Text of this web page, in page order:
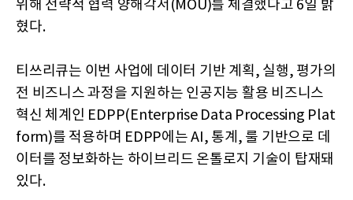
위해 전략적 협력 양해각서(MOU)를 체결했다고 6일 밝
혔다.
티쓰리큐는 이번 사업에 데이터 기반 계획, 실행, 평가의
전 비즈니스 과정을 지원하는 인공지능 활용 비즈니스
혁신 체계인 EDPP(Enterprise Data Processing Plat
form)를 적용하며 EDPP에는 AI, 통계, 룰 기반으로 데
이터를 정보화하는 하이브리드 온톨로지 기술이 탑재돼
있다.